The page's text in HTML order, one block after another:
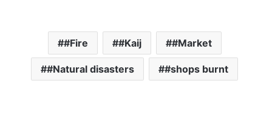
#Fire #Kaij #Market
#Natural disasters #shops burnt